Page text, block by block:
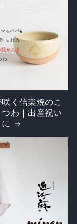
く信楽焼のこ
わ｜出産祝い